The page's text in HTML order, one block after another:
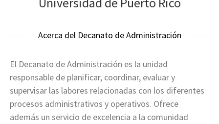
Acerca del Decanato de Administración
El Decanato de Administración es la unidad
responsable de planificar, coordinar, evaluar y
supervisar las labores relacionadas con los diferentes
procesos administrativos y operativos. Ofrece
además un servicio de excelencia a la comunidad